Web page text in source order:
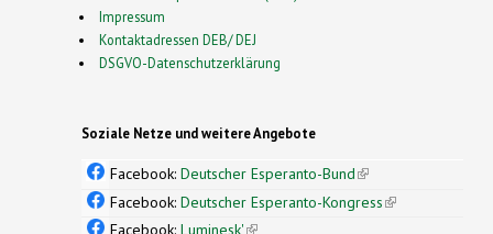
Impressum
Kontaktadressen DEB/ DEJ
DSGVO-Datenschutzerklärung
Soziale Netze und weitere Angebote
Facebook: Deutscher Esperanto-Bund(link is
external)
Facebook: Deutscher Esperanto-Kongress(link is
Facebook: Luminesk'(link is external)